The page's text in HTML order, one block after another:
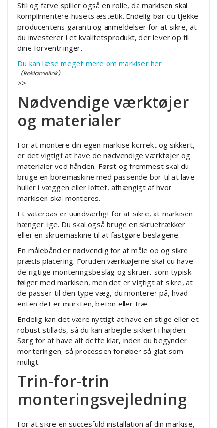
Stil og farve spiller også en rolle, da markisen skal
komplimentere husets æstetik. Endelig bør du tjekke
producentens garanti og anmeldelser for at sikre, at
du investerer i et kvalitetsprodukt, der lever op til
dine forventninger.
Du kan læse meget mere om markiser her
>>
Nødvendige værktøjer
og materialer
For at montere din egen markise korrekt og sikkert,
er det vigtigt at have de nødvendige værktøjer og
materialer ved hånden. Først og fremmest skal du
bruge en boremaskine med passende bor til at lave
huller i væggen eller loftet, afhængigt af hvor
markisen skal monteres.
Et vaterpas er uundværligt for at sikre, at markisen
hænger lige. Du skal også bruge en skruetrækker
eller en skruemaskine til at fastgøre beslagene.
En målebånd er nødvendig for at måle op og sikre
præcis placering. Foruden værktøjerne skal du have
de rigtige monteringsbeslag og skruer, som typisk
følger med markisen, men det er vigtigt at sikre, at
de passer til den type væg, du monterer på, hvad
enten det er mursten, beton eller træ.
Endelig kan det være nyttigt at have en stige eller et
robust stillads, så du kan arbejde sikkert i højden.
Sørg for at have alt dette klar, inden du begynder
monteringen, så processen forløber så glat som
muligt.
Trin-for-trin
monteringsvejledning
For at sikre en succesfuld installation af din markise,